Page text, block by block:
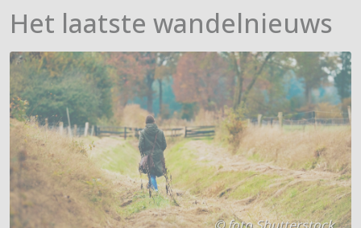
Het laatste wandelnieuws